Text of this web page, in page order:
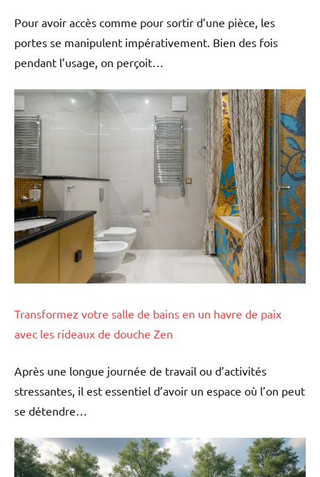
Pour avoir accès comme pour sortir d’une pièce, les
portes se manipulent impérativement. Bien des fois
pendant l’usage, on perçoit…
Transformez votre salle de bains en un havre de paix
avec les rideaux de douche Zen
Après une longue journée de travail ou d’activités
stressantes, il est essentiel d’avoir un espace où l’on peut
se détendre…